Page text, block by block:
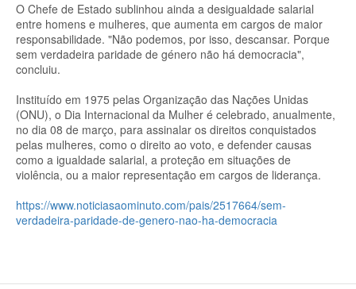
O Chefe de Estado sublinhou ainda a desigualdade salarial
entre homens e mulheres, que aumenta em cargos de maior
responsabilidade. "Não podemos, por isso, descansar. Porque
sem verdadeira paridade de género não há democracia",
concluiu.
Instituído em 1975 pelas Organização das Nações Unidas
(ONU), o Dia Internacional da Mulher é celebrado, anualmente,
no dia 08 de março, para assinalar os direitos conquistados
pelas mulheres, como o direito ao voto, e defender causas
como a igualdade salarial, a proteção em situações de
violência, ou a maior representação em cargos de liderança.
https://www.noticiasaominuto.com/pais/2517664/sem-
verdadeira-paridade-de-genero-nao-ha-democracia